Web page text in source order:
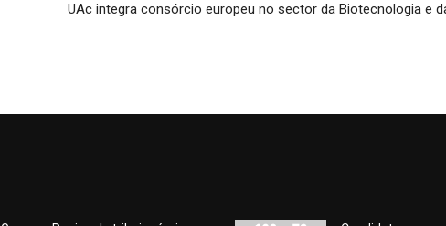
UAc integra consórcio europeu no sector da Biotecnologia e